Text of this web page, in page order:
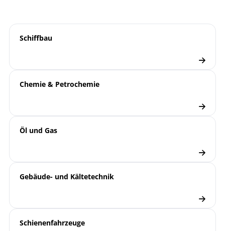
Druckmesstechnik
Schiffbau
Chemie & Petrochemie
Öl und Gas
Gebäude- und Kältetechnik
Schienenfahrzeuge